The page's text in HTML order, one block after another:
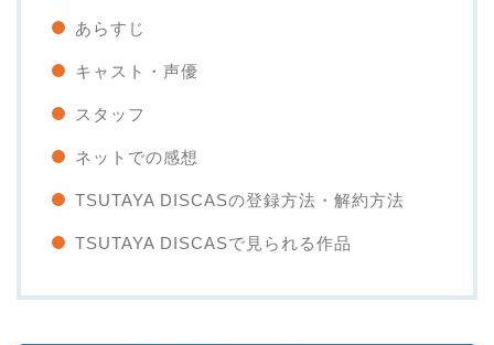
あらすじ
キャスト・声優
スタッフ
ネットでの感想
TSUTAYA DISCASの登録方法・解約方法
TSUTAYA DISCASで見られる作品